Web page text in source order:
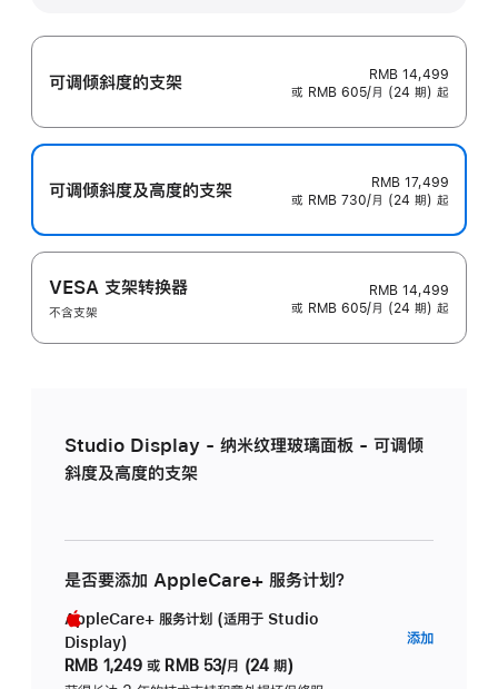
可调倾斜度的支架
RMB 14,499
或 RMB 605/月 (24 期) 起
可调倾斜度及高‍度的支‍架
RMB 17,499
或 RMB 730/月 (24 期) 起
VESA 支架转换器
不含支架
RMB 14,499
或 RMB 605/月 (24 期) 起
Studio Display - 纳米纹理玻璃面板 - 可调倾
斜度及高度的支架
是否要添加 AppleCare+ 服务计划？
AppleCare+ 服务计划 (适用于 Studio
Display)
RMB 1,249 或 RMB 53/月 (24 期)
添加